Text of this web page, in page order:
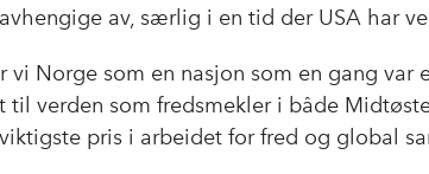
av, særlig i en tid der USA har
vi Norge som en nasjon som en gang var
til verden som fredsmekler i både
pris i arbeidet for fred og global